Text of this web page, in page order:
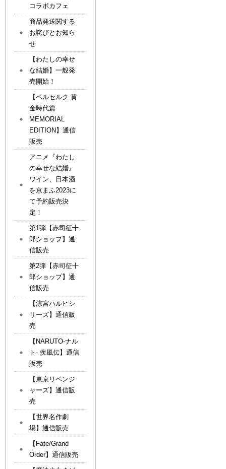
コラボカフェ
商品発送関する
お詫びとお知ら
せ
【わたしの幸せ
な結婚】一般発
売開始！
【ベルセルク 黄
金時代篇
MEMORIAL
EDITION】通信
販売
アニメ『わたし
の幸せな結婚』
ワイン、日本酒
を京まふ2023に
て予約販売決
定！
第1弾【赤司征十
郎ショップ】通
信販売
第2弾【赤司征十
郎ショップ】通
信販売
【涼宮ハルヒシ
リーズ】通信販
売
【NARUTO-ナル
ト- 疾風伝】通信
販売
【東京リベンジ
ャーズ】通信販
売
【世界名作劇
場】通信販売
【Fate/Grand
Order】通信販売